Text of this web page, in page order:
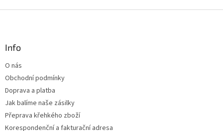
l
ý
Info
O nás
Obchodní podmínky
Doprava a platba
Jak balíme naše zásilky
Přeprava křehkého zboží
Korespondenční a fakturační adresa